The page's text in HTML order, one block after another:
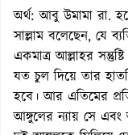
অর্থ: আবু উমামা রা.
সাল্লাম বলেছেন, যে
একমাত্র আল্লাহর
যত চুল দিয়ে তার
হবে। আর এতিমের
আঙ্গুলের ন্যায় সে এবং